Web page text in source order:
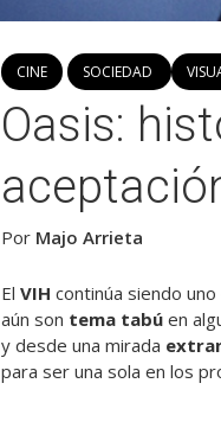
CINE SOCIEDAD
Oasis:
Por Majo Arrieta
El VIH continúa siendo
aún son tema tabú en
y desde una mirada
para ser una sola en los